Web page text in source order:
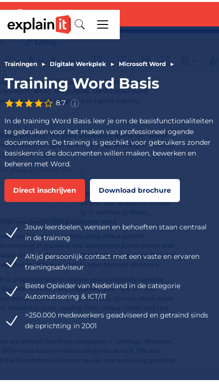
Trainingen ▸ Digitale Werkplek ▸ Microsoft Word ▸
Training Word Basis
8.7
ervaringen van 504deelnemers
afgelopen 3 jaar.
In de training Word Basis leer je om de basisfunctionaliteiten
te gebruiken voor het maken van professioneel ogende
documenten. De training is geschikt voor gebruikers zonder
basiskennis die documenten willen maken, bewerken en
beheren met Word.
Direct inschrijven Download brochure
Jouw leerdoelen, wensen en behoeften staan centraal
in de training
Altijd persoonlijk contact met een vaste en ervaren
trainingsadviseur
Beste Opleider van Nederland in de categorie
Automatisering & ICT/IT
>250.000 medewerkers geadviseerd en getraind sinds
de oprichting in 2001